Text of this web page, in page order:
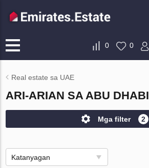
0 0
Real estate sa UAE
ARI-ARIAN SA ABU DHABI
Mga filter 2
Katanyagan